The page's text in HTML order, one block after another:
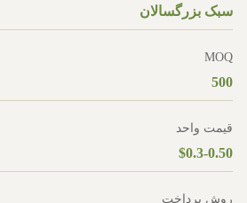
سبک بزرگسالان
MOQ
500
قیمت واحد
$0.3-0.50
روش پرداخت